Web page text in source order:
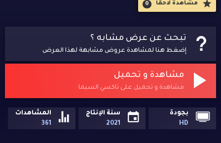
مشاهدة لاحقاََ 0
تبحث عن عرض مشابه ؟
إضغط هنا لمشاهدة عروض مشابهة لهذا العرض
مشاهدة و تحميل
مشاهدة و تحميل على تاكسي السيما
بجودة
HD
سنة الإنتاج
2021
المشاهدات
361